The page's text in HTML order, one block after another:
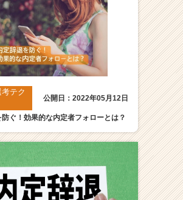
テク
公開日：2022年05月12日
防ぐ！効果的な内定者フォローとは？